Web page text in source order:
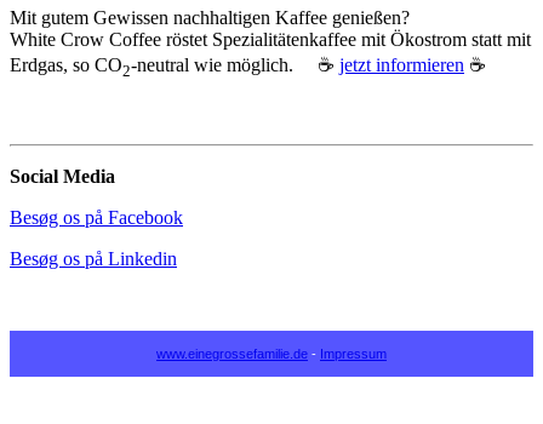
Mit gutem Gewissen nachhaltigen Kaffee genießen?
White Crow Coffee röstet Spezialitätenkaffee mit Ökostrom statt mit
Erdgas, so CO2‑neutral wie möglich. ☕ jetzt informieren ☕
Social Media
Besøg os på Facebook
Besøg os på Linkedin
www.einegrossefamilie.de - Impressum